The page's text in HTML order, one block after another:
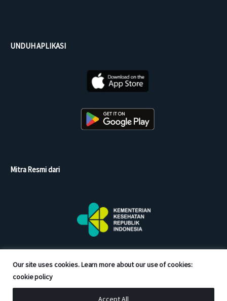
Our site uses cookies. Learn more about our use of cookies:
cookie policy
Accept All
UNDUH APLIKASI
Mitra Resmi dari